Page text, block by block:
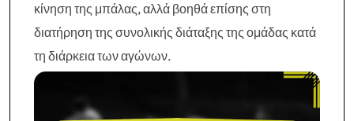
κίνηση της μπάλας, αλλά βοηθά επίσης στη
διατήρηση της συνολικής διάταξης της ομάδας κατά
τη διάρκεια των αγώνων.